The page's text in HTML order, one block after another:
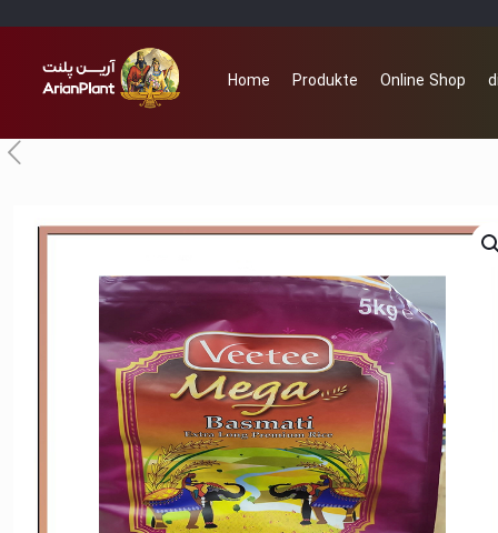
Home Produkte Online Shop